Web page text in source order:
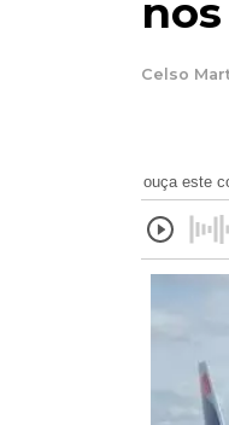
Celso
ouça este